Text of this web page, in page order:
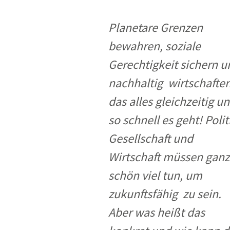
Klimafinanzierung
Wirtschaft, Finanzen &
Sustainable Finance
Unternehmensverantwortung
Globaler Handel
Ressourcen &
Planetare Grenzen
bewahren, soziale
Gerechtigkeit sichern
nachhaltig
das alles gleichzeitig
so schnell es geht!
Gesellschaft und
Wirtschaft müssen ganz
schön viel tun, um
zukunftsfähig zu sein.
Aber was heißt das